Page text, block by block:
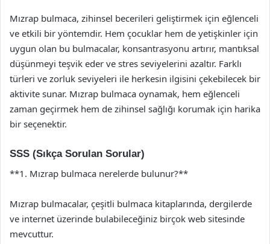
Mızrap bulmaca, zihinsel becerileri geliştirmek için eğlenceli
ve etkili bir yöntemdir. Hem çocuklar hem de yetişkinler için
uygun olan bu bulmacalar, konsantrasyonu artırır, mantıksal
düşünmeyi teşvik eder ve stres seviyelerini azaltır. Farklı
türleri ve zorluk seviyeleri ile herkesin ilgisini çekebilecek bir
aktivite sunar. Mızrap bulmaca oynamak, hem eğlenceli
zaman geçirmek hem de zihinsel sağlığı korumak için harika
bir seçenektir.
SSS (Sıkça Sorulan Sorular)
**1. Mızrap bulmaca nerelerde bulunur?**
Mızrap bulmacalar, çeşitli bulmaca kitaplarında, dergilerde
ve internet üzerinde bulabileceğiniz birçok web sitesinde
mevcuttur.